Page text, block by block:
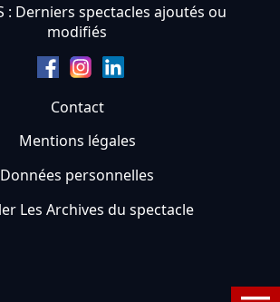
: Derniers spectacles ajoutés ou
modifiés
Contact
Mentions légales
Données personnelles
Les Archives du spectacle